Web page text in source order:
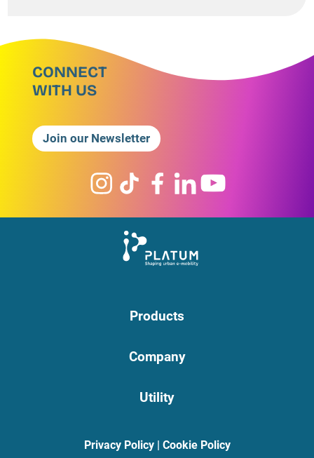
CONNECT
WITH US
Join our Newsletter
Products
Company
Utility
Privacy Policy| Cookie Policy